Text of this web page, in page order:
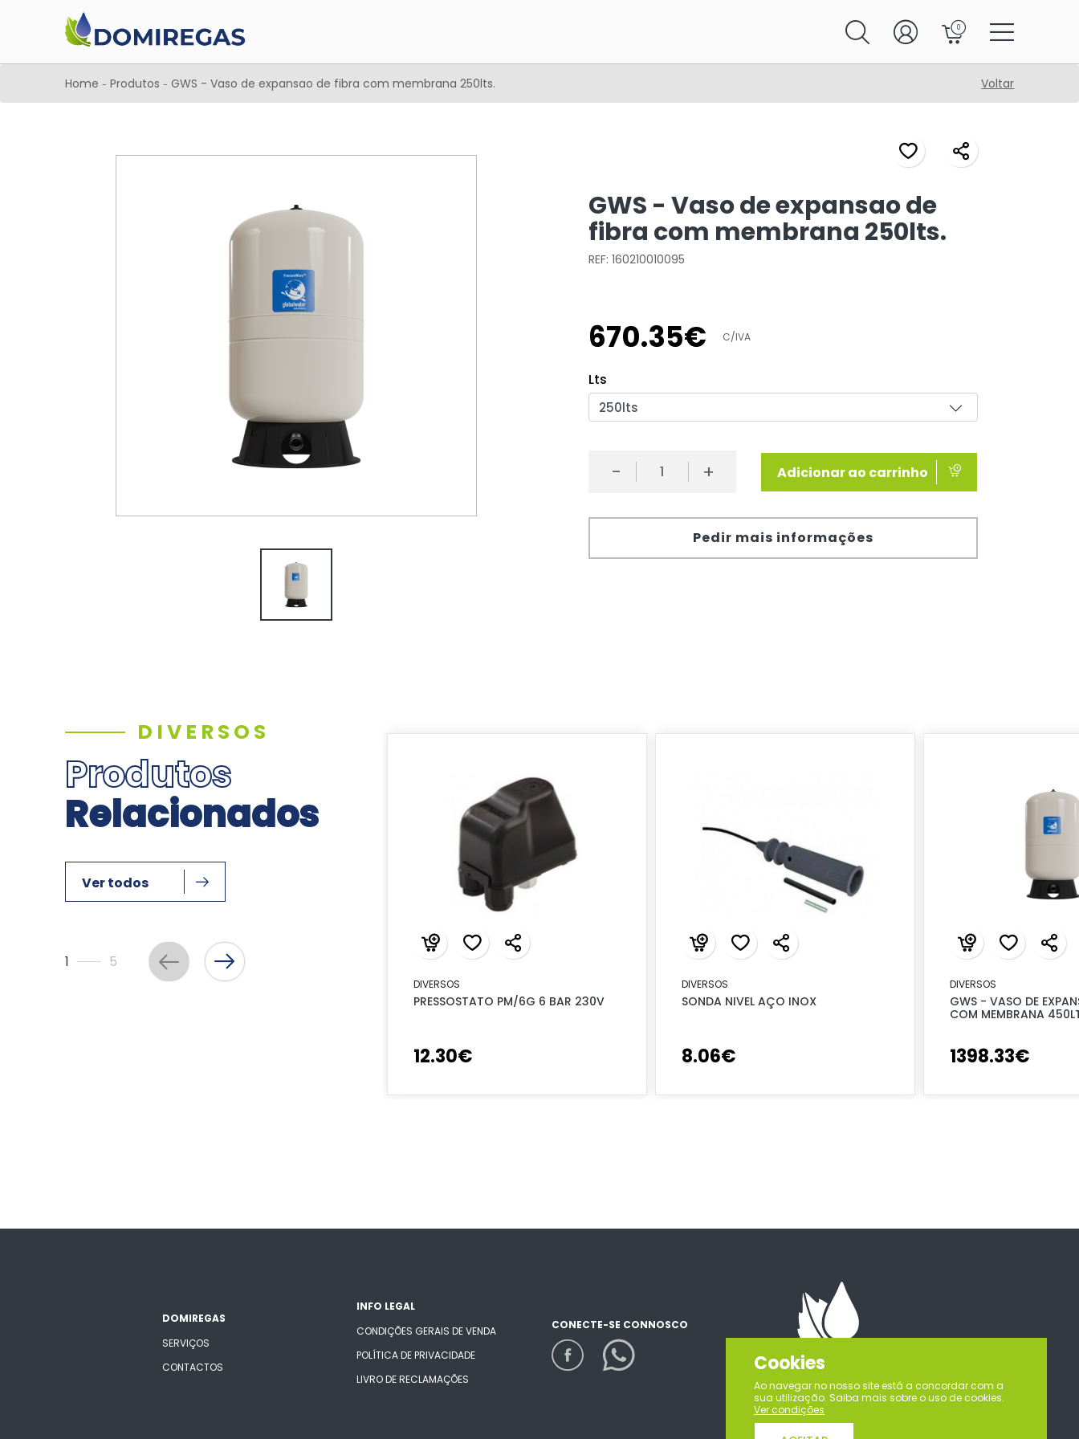
0
Home - Produtos - GWS - Vaso de expansao de fibra com membrana 250lts. Voltar
GWS - Vaso de expansao de
fibra com membrana 250lts.
REF: 160210010095
670.35€ C/IVA
Lts
- + Adicionar ao carrinho
Pedir mais informações
DIVERSOS
Produtos
Relacionados
Ver todos
1 5
DIVERSOS
PRESSOSTATO PM/6G 6 BAR 230V
12.30€
DIVERSOS
SONDA NIVEL AÇO INOX
8.06€
DIVERSOS
GWS - VASO DE
COM MEMBRANA
1398.33€
DOMIREGAS
SERVIÇOS
CONTACTOS
INFO LEGAL
CONDIÇÕES GERAIS DE VENDA
POLÍTICA DE PRIVACIDADE
LIVRO DE RECLAMAÇÕES
CONECTE-SE CONNOSCO
Cookies
Ao navegar no nosso site está a concordar com a
sua utilização. Saiba mais sobre o uso de cookies.
Ver condições